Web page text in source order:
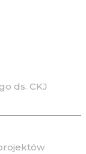
ds. CKJ